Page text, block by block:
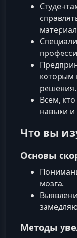
которым
решения.
Всем,
навыки и
Что вы
Основы
мозга.
Методы